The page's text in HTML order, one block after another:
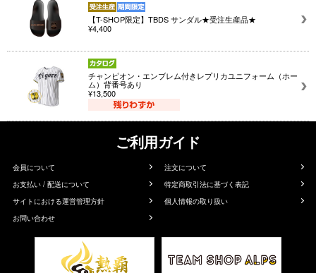
【T-SHOP限定】TBDS サンダル★受注生産品★
¥4,400
チャンピオン・エンブレム付きレプリカユニフォーム（ホー
ム）背番号あり
¥13,500
ご利用ガイド
会員について
注文について
お支払い / 配送について
特定商取引法に基づく表記
サイトにおける運営管理方針
個人情報の取り扱い
お問い合わせ